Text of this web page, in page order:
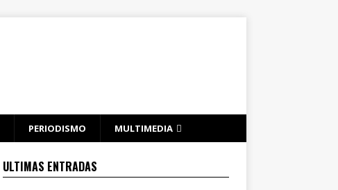
PERIODISMO MULTIMEDIA
ULTIMAS ENTRADAS